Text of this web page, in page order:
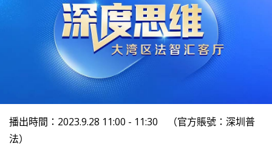
播出時間：2023.9.28 11:00 - 11:30 （官方賬號：深圳普
法）